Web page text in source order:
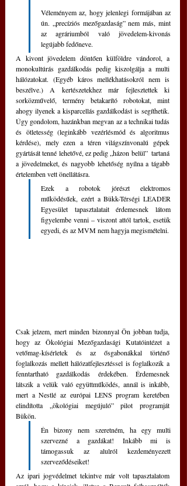
Véleményem az, hogy jelenlegi formájában az
ún. „precíziós mezőgazdaság” nem más, mint
az agráriumból való jövedelem-kivonás
legújabb fedőneve.
A kivont jövedelem döntően külföldre vándorol, a
monokultúrás gazdálkodás pedig kiszolgálja a multi
hálózatokat. (Egyéb káros mellékhatásokról nem is
beszélve.) A kertészetekhez már fejlesztettek ki
sorközművelő, termény betakarító robotokat, mint
ahogy ilyenek a kisparcellás gazdálkodást is segíthetik.
Úgy gondolom, hazánkban megvan az a technikai tudás
és ötletesség (leginkább vezérlésmód és algoritmus
kérdése), mely ezen a téren világszínvonalú gépek
gyártását tenné lehetővé, ez pedig „házon belül”  tartaná
a jövedelmeket, és nagyobb lehetőség nyílna a tágabb
értelemben vett önellátásra.
Ezek a robotok jórészt elektromos
működésűek, ezért a Bükk-Térségi LEADER
Egyesület tapasztalatait érdemesnek látom
figyelembe venni – viszont attól tartok, esetük
egyedi, és az MVM nem hagyja megismételni.
Csak jelzem, mert minden bizonnyal Ön jobban tudja,
hogy az Ökológiai Mezőgazdasági Kutatóintézet a
vetőmag-kísérletek és az ősgabonákkal történő
foglalkozás mellett hálózatfejlesztéssel is foglalkozik a
fenntartható gazdálkodás érdekében. Érdemesnek
látszik a velük való együttműködés, annál is inkább,
mert a Nestlé az európai LENS program keretében
elindította „ökológiai megújuló” pilot programját
Bükön.
Én bizony nem szeretném, ha egy multi
szervezné a gazdákat! Inkább mi is
támogassuk az alulról kezdeményezett
szerveződéseiket!
Az ipari jogvédelmet tekintve már volt tapasztalatom